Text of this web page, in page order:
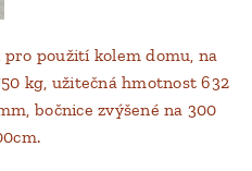
použití kolem domu, na
kg, užitečná hmotnost 632
bočnice zvýšené na 300